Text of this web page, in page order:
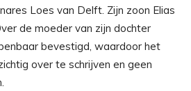
Loes van Delft. Zijn zoon Elias
de moeder van zijn dochter
bevestigd, waardoor het
over te schrijven en geen